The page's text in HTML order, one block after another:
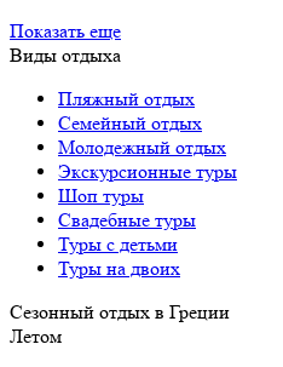
Показать еще
Виды отдыха
Пляжный отдых
Семейный отдых
Молодежный отдых
Экскурсионные туры
Шоп туры
Свадебные туры
Туры с детьми
Туры на двоих
Сезонный отдых в Греции
Летом